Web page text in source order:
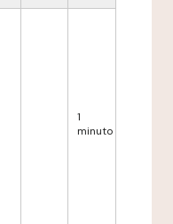
1
minuto